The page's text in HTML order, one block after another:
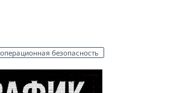
операционная безопасность